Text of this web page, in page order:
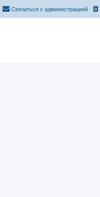
Связаться с администрацией